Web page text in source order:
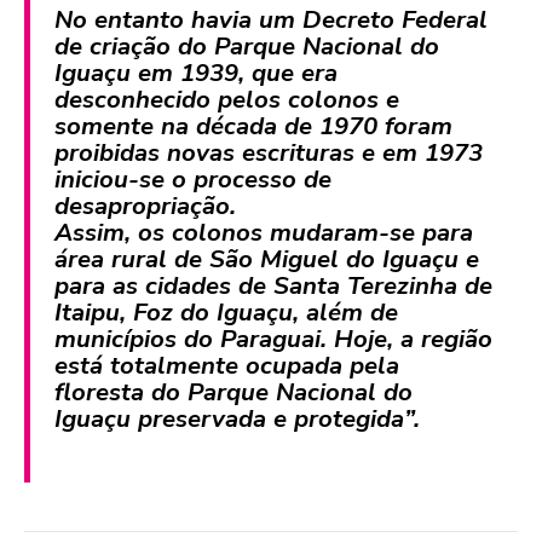
No entanto havia um Decreto Federal
de criação do Parque Nacional do
Iguaçu em 1939, que era
desconhecido pelos colonos e
somente na década de 1970 foram
proibidas novas escrituras e em 1973
iniciou-se o processo de
desapropriação.
Assim, os colonos mudaram-se para
área rural de São Miguel do Iguaçu e
para as cidades de Santa Terezinha de
Itaipu, Foz do Iguaçu, além de
municípios do Paraguai. Hoje, a região
está totalmente ocupada pela
floresta do Parque Nacional do
Iguaçu preservada e protegida”.